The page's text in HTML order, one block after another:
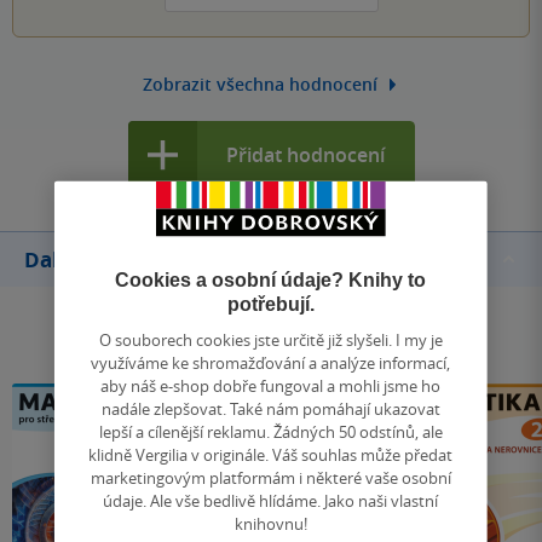
Zobrazit všechna hodnocení
Přidat hodnocení
Další knihy autora
Cookies a osobní údaje? Knihy to
potřebují.
O souborech cookies jste určitě již slyšeli. I my je
využíváme ke shromažďování a analýze informací,
aby náš e-shop dobře fungoval a mohli jsme ho
nadále zlepšovat. Také nám pomáhají ukazovat
lepší a cílenější reklamu. Žádných 50 odstínů, ale
klidně Vergilia v originále. Váš souhlas může předat
marketingovým platformám i některé vaše osobní
údaje. Ale vše bedlivě hlídáme. Jako naši vlastní
knihovnu!